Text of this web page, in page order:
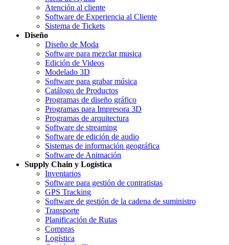
Atención al cliente
Software de Experiencia al Cliente
Sistema de Tickets
Diseño
Diseño de Moda
Software para mezclar musica
Edición de Videos
Modelado 3D
Software para grabar música
Catálogo de Productos
Programas de diseño gráfico
Programas para Impresora 3D
Programas de arquitectura
Software de streaming
Software de edición de audio
Sistemas de información geográfica
Software de Animación
Supply Chain y Logística
Inventarios
Software para gestión de contratistas
GPS Tracking
Software de gestión de la cadena de suministro
Transporte
Planificación de Rutas
Compras
Logística